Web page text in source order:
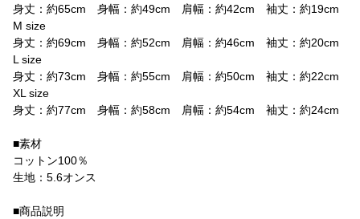
身丈：約65cm 身幅：約49cm 肩幅：約42cm 袖丈：約19cm
M size
身丈：約69cm 身幅：約52cm 肩幅：約46cm 袖丈：約20cm
L size
身丈：約73cm 身幅：約55cm 肩幅：約50cm 袖丈：約22cm
XL size
身丈：約77cm 身幅：約58cm 肩幅：約54cm 袖丈：約24cm
■素材
コットン100％
生地：5.6オンス
■商品説明